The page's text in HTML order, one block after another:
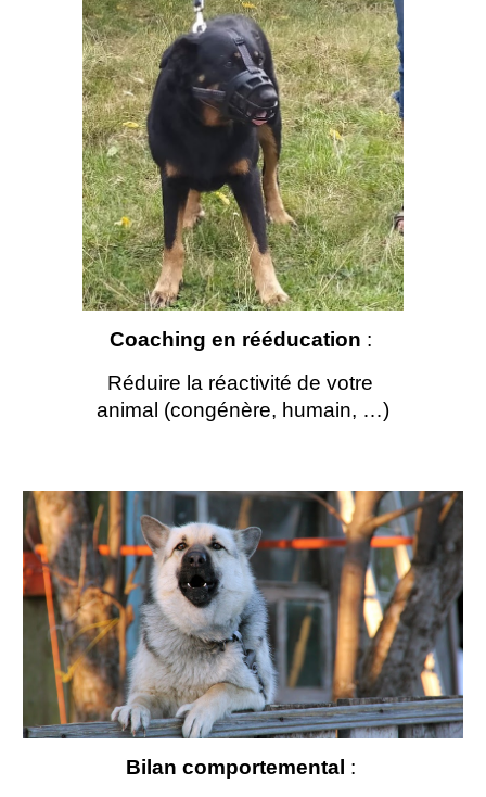
Coaching en rééducation :
Réduire la réactivité de votre
animal (congénère, humain, …)
Bilan comportemental :